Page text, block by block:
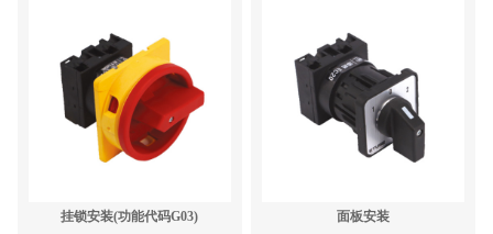
挂锁安装(功能代码G03) 面板安装